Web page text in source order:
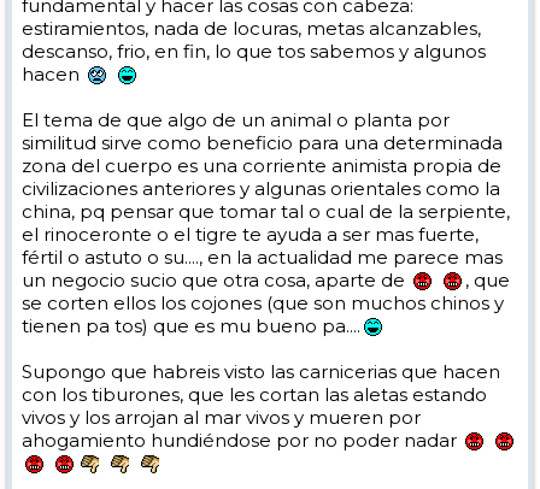
fundamental y hacer las cosas con cabeza:
estiramientos, nada de locuras, metas alcanzables,
descanso, frio, en fin, lo que tos sabemos y algunos
hacen
El tema de que algo de un animal o planta por
similitud sirve como beneficio para una determinada
zona del cuerpo es una corriente animista propia de
civilizaciones anteriores y algunas orientales como la
china, pq pensar que tomar tal o cual de la serpiente,
el rinoceronte o el tigre te ayuda a ser mas fuerte,
fértil o astuto o su...., en la actualidad me parece mas
un negocio sucio que otra cosa, aparte de
, que
se corten ellos los cojones (que son muchos chinos y
tienen pa tos) que es mu bueno pa....
Supongo que habreis visto las carnicerias que hacen
con los tiburones, que les cortan las aletas estando
vivos y los arrojan al mar vivos y mueren por
ahogamiento hundiéndose por no poder nadar